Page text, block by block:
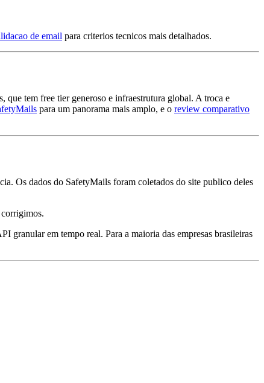
de email para criterios tecnicos mais detalhados.
tem free tier generoso e infraestrutura global. A troca e
para um panorama mais amplo, e o review comparativo
Os dados do SafetyMails foram coletados do site publico deles
granular em tempo real. Para a maioria das empresas brasileiras